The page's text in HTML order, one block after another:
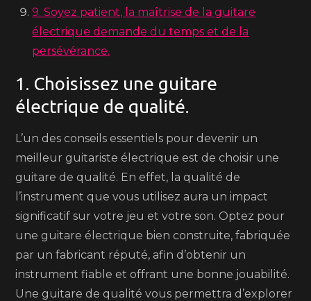
9. Soyez patient, la maîtrise de la guitare
électrique demande du temps et de la
persévérance.
1. Choisissez une guitare
électrique de qualité.
L’un des conseils essentiels pour devenir un
meilleur guitariste électrique est de choisir une
guitare de qualité. En effet, la qualité de
l’instrument que vous utilisez aura un impact
significatif sur votre jeu et votre son. Optez pour
une guitare électrique bien construite, fabriquée
par un fabricant réputé, afin d’obtenir un
instrument fiable et offrant une bonne jouabilité.
Une guitare de qualité vous permettra d’explorer